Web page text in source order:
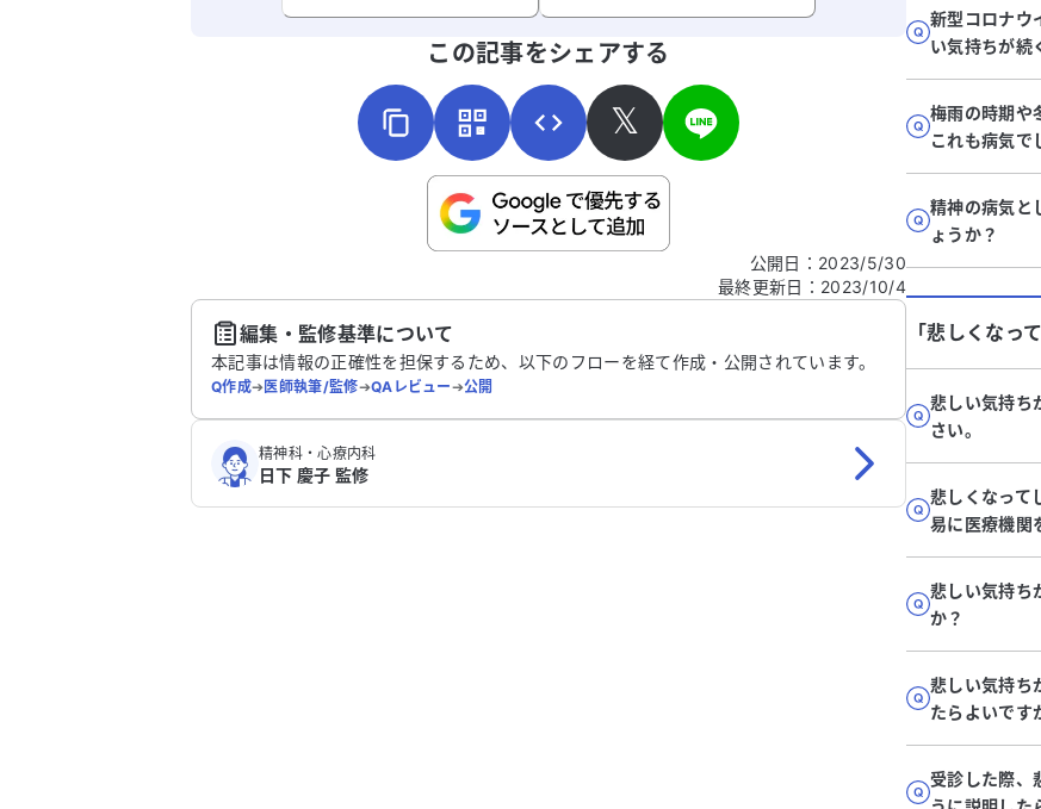
こちらは送信専用のフォームです。氏名やご自身の病気の詳細などの個人情報は入れないでくだ
この記事をシェアする
𝕏
公開日 ： 2023/5/30
最終更新日 ： 2023/10/4
編集・監修基準について
本記事は情報の正確性を担保するため、以下のフローを経て作成・公開されています。
Q作成➔医師執筆/監修➔QAレビュー➔公開
精神科・心療内科
日下 慶子 監修
新型コロナウ
い気持ちが続
梅雨の時期や
これも病気で
精神の病気と
ょうか？
「悲しくなっ
悲しい気持ち
さい。
悲しくなって
易に医療機関
悲しい気持ち
か？
悲しい気持ち
たらよいです
受診した際、